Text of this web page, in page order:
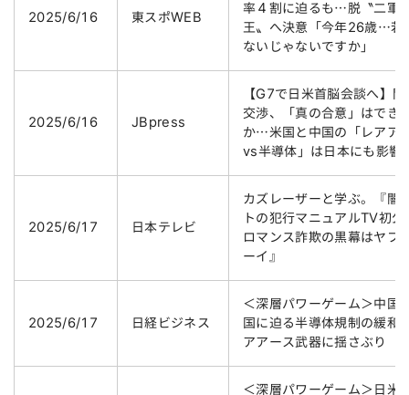
2025/6/16 東スポWEB
率４割に迫るも…脱〝二軍
王〟へ決意「今年26歳…若
ないじゃないですか」
2025/6/16 JBpress
【G7で日米首脳会談へ】関
交渉、「真の合意」はでき
か…米国と中国の「レアア
vs半導体」は日本にも影響
2025/6/17 日本テレビ
カズレーザーと学ぶ。『闇
トの犯行マニュアルTV初公
ロマンス詐欺の黒幕はヤフ
ーイ』
2025/6/17 日経ビジネス
＜深層パワーゲーム＞中国
国に迫る半導体規制の緩
アアース武器に揺さぶり
＜深層パワーゲーム＞日米